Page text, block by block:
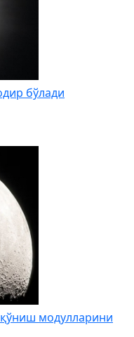
бўлади
модулларини